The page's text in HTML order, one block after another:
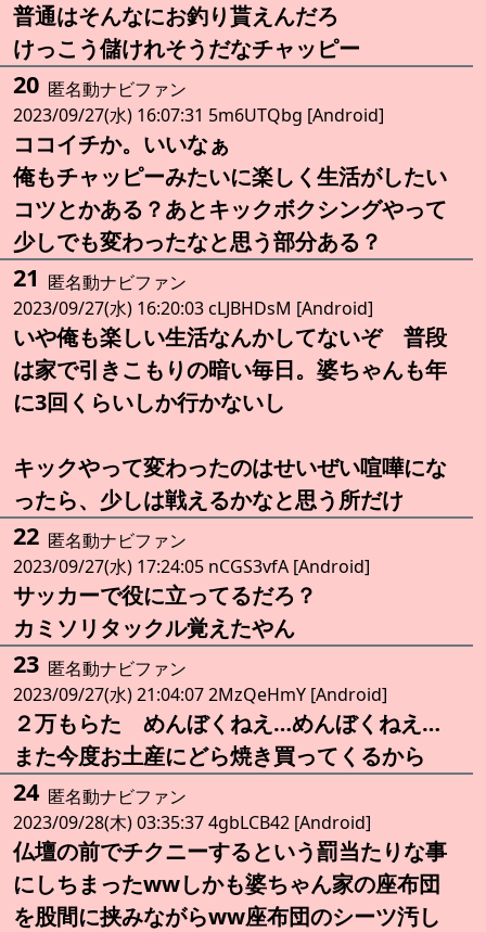
普通はそんなにお釣り貰えんだろ
けっこう儲けれそうだなチャッピー
20 匿名動ナビファン
2023/09/27(水) 16:07:31 5m6UTQbg [Android]
ココイチか。いいなぁ
俺もチャッピーみたいに楽しく生活がしたい
コツとかある？あとキックボクシングやって
少しでも変わったなと思う部分ある？
21 匿名動ナビファン
2023/09/27(水) 16:20:03 cLJBHDsM [Android]
いや俺も楽しい生活なんかしてないぞ 普段
は家で引きこもりの暗い毎日。婆ちゃんも年
に3回くらいしか行かないし
キックやって変わったのはせいぜい喧嘩にな
ったら、少しは戦えるかなと思う所だけ
22 匿名動ナビファン
2023/09/27(水) 17:24:05 nCGS3vfA [Android]
サッカーで役に立ってるだろ？
カミソリタックル覚えたやん
23 匿名動ナビファン
2023/09/27(水) 21:04:07 2MzQeHmY [Android]
２万もらた めんぼくねえ…めんぼくねえ…
また今度お土産にどら焼き買ってくるから
24 匿名動ナビファン
2023/09/28(木) 03:35:37 4gbLCB42 [Android]
仏壇の前でチクニーするという罰当たりな事
にしちまったwwしかも婆ちゃん家の座布団
を股間に挟みながらww座布団のシーツ汚し